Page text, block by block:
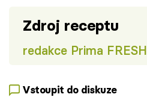
Zdroj receptu
redakce Prima FRESH
Vstoupit do diskuze